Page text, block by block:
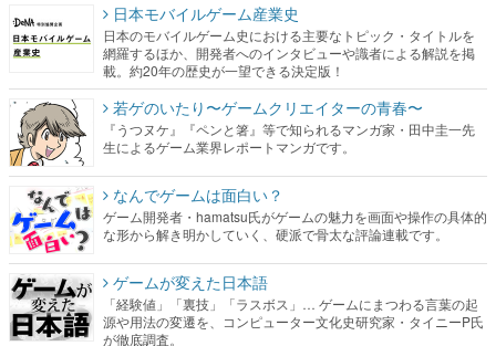
日本モバイルゲーム産業史
日本のモバイルゲーム史における主要なトピック・タイトルを
網羅するほか、開発者へのインタビューや識者による解説を掲
載。約20年の歴史が一望できる決定版！
若ゲのいたり〜ゲームクリエイターの青春〜
『うつヌケ』『ペンと箸』等で知られるマンガ家・田中圭一先
生によるゲーム業界レポートマンガです。
なんでゲームは面白い？
ゲーム開発者・hamatsu氏がゲームの魅力を画面や操作の具体的
な形から解き明かしていく、硬派で骨太な評論連載です。
ゲームが変えた日本語
「経験値」「裏技」「ラスボス」… ゲームにまつわる言葉の起
源や用法の変遷を、コンピューター文化史研究家・タイニーP氏
が徹底調査。